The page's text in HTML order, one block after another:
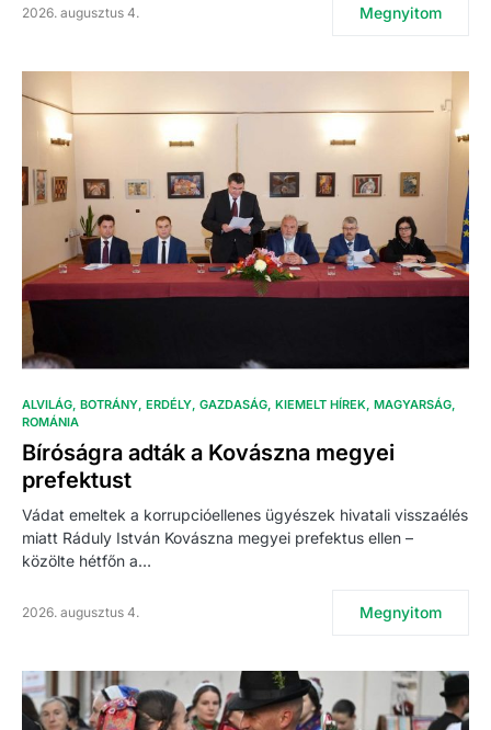
2026. augusztus 4. Megnyitom
ALVILÁG BOTRÁNY ERDÉLY GAZDASÁG KIEMELT HÍREK MAGYARSÁG
ROMÁNIA
Bíróságra adták a Kovászna megyei
prefektust
Vádat emeltek a korrupcióellenes ügyészek hivatali visszaélés
miatt Ráduly István Kovászna megyei prefektus ellen –
közölte hétfőn a…
2026. augusztus 4. Megnyitom